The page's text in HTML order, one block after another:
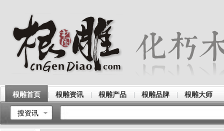
根雕首页 根雕资讯 根雕产品 根雕品牌 根雕大师
搜资讯